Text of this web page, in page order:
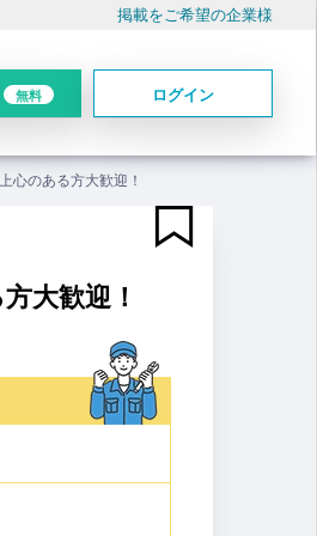
掲載をご希望の企業様
無料 ログイン
心のある方大歓迎！
大歓迎！